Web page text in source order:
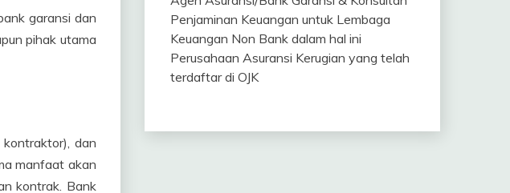
garansi dan
pihak utama
dan
manfaat akan
kontrak. Bank
Penjaminan Keuangan untuk Lembaga
Keuangan Non Bank dalam hal ini
Perusahaan Asuransi Kerugian yang telah
terdaftar di OJK